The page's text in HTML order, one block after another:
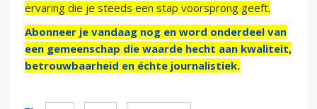
ervaring die je steeds een stap voorsprong geeft.
Abonneer je vandaag nog en word onderdeel van
een gemeenschap die waarde hecht aan kwaliteit,
betrouwbaarheid en échte journalistiek.